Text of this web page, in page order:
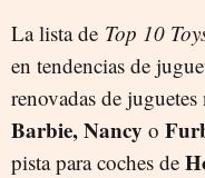
La lista de Top 10
en tendencias de
renovadas de
Barbie, Nancy o
pista para coches de